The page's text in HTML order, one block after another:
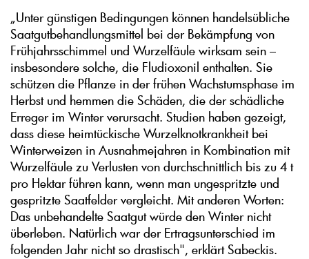
„Unter günstigen Bedingungen können handelsübliche
Saatgutbehandlungsmittel bei der Bekämpfung von
Frühjahrsschimmel und Wurzelfäule wirksam sein –
insbesondere solche, die Fludioxonil enthalten. Sie
schützen die Pflanze in der frühen Wachstumsphase im
Herbst und hemmen die Schäden, die der schädliche
Erreger im Winter verursacht. Studien haben gezeigt,
dass diese heimtückische Wurzelknotkrankheit bei
Winterweizen in Ausnahmejahren in Kombination mit
Wurzelfäule zu Verlusten von durchschnittlich bis zu 4 t
pro Hektar führen kann, wenn man ungespritzte und
gespritzte Saatfelder vergleicht. Mit anderen Worten:
Das unbehandelte Saatgut würde den Winter nicht
überleben. Natürlich war der Ertragsunterschied im
folgenden Jahr nicht so drastisch", erklärt Sabeckis.